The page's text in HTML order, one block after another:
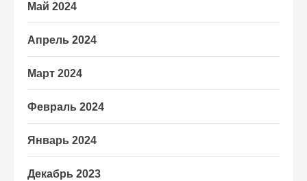
Май 2024
Апрель 2024
Март 2024
Февраль 2024
Январь 2024
Декабрь 2023